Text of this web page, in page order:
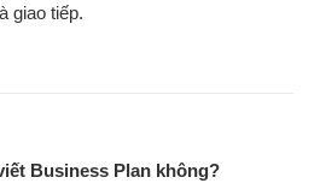
giao tiếp.
Business Plan không?